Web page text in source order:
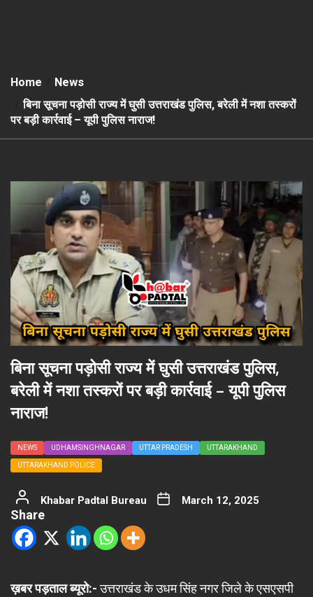
Home
News
बिना सूचना पड़ोसी राज्य में घुसी उत्तराखंड पुलिस, बरेली में नशा तस्करों
पर बड़ी कार्रवाई – यूपी पुलिस नाराज!
बिना सूचना पड़ोसी राज्य में घुसी उत्तराखंड पुलिस,
बरेली में नशा तस्करों पर बड़ी कार्रवाई – यूपी पुलिस
नाराज!
NEWS UDHAMSINGHNAGAR UTTAR PRADESH UTTARAKHAND
UTTARAKHAND POLICE
Khabar Padtal Bureau March 12, 2025
Share
ख़बर पड़ताल ब्यूरो:-उत्तराखंड के उधम सिंह नगर जिले के एसएसपी